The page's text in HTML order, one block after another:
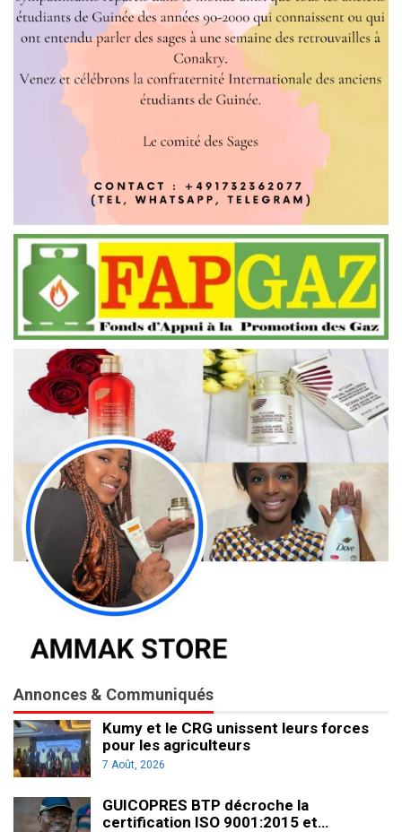
Annonces & Communiqués
Kumy et le CRG unissent leurs forces
pour les agriculteurs
7 Août, 2026
GUICOPRES BTP décroche la
certification ISO 9001:2015 et…